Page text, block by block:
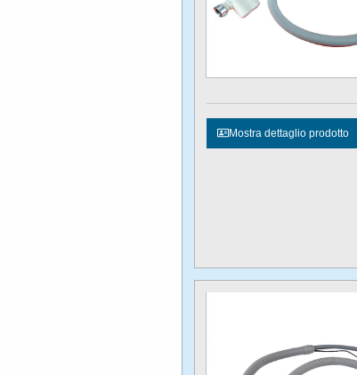
Mostra dettaglio prodotto